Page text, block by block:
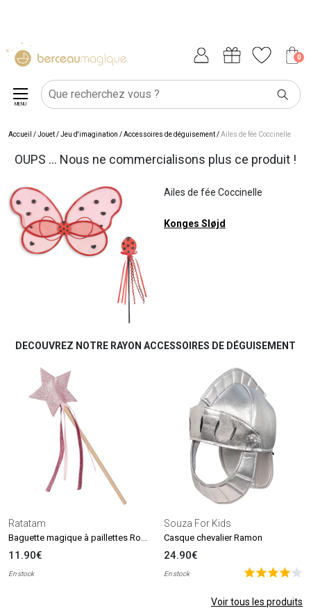
0
MENU
Accueil /Jouet/Jeu d'imagination /Accessoires de déguisement/Ailes de fée Coccinelle
OUPS ... Nous ne commercialisons plus ce produit !
Ailes de fée Coccinelle
Konges Sløjd
DECOUVREZ NOTRE RAYON ACCESSOIRES DE DÉGUISEMENT
Ratatam
11.90€
En stock
Souza For Kids
Casque chevalier Ramon
24.90€
En stock
Voir tous les produits